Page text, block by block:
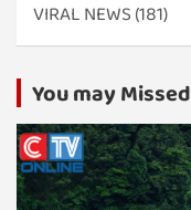
VIRAL NEWS (181)
You may Missed